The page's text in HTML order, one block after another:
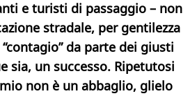
e turisti di passaggio – non
stradale, per gentilezza
da parte dei giusti
sia, un successo. Ripetutosi
non è un abbaglio, glielo